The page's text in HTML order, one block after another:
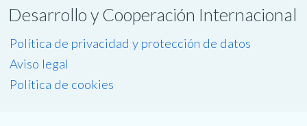
Desarrollo y Cooperación Internacional
Política de privacidad y protección de datos
Aviso legal
Política de cookies